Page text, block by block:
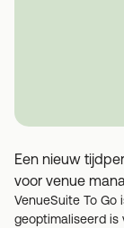
Een nieuw
voor venue
VenueSuite To
geoptimaliseerd is